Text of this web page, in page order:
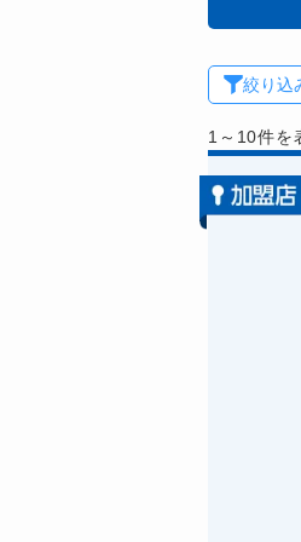
絞り込
1～10件を